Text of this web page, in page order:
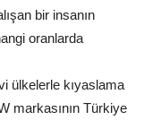
bir insanın
oranlarda
ülkelerle kıyaslama
markasının Türkiye